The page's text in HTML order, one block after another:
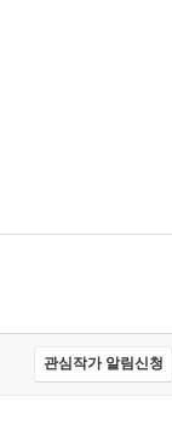
관심작가 알림신청